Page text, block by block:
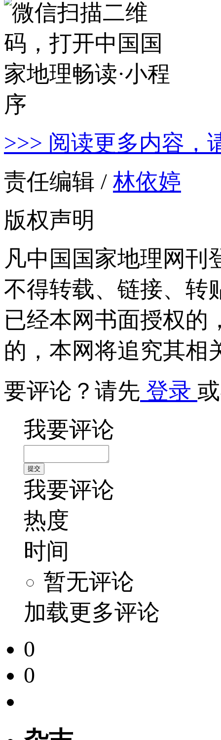
>>> 阅读更多内容，
责任编辑 / 林依婷
版权声明
凡中国国家地理网刊
不得转载、链接、转
已经本网书面授权的
的，本网将追究其相
要评论？请先 登录
我要评论
我要评论
热度
时间
暂无评论
加载更多评论
0
0